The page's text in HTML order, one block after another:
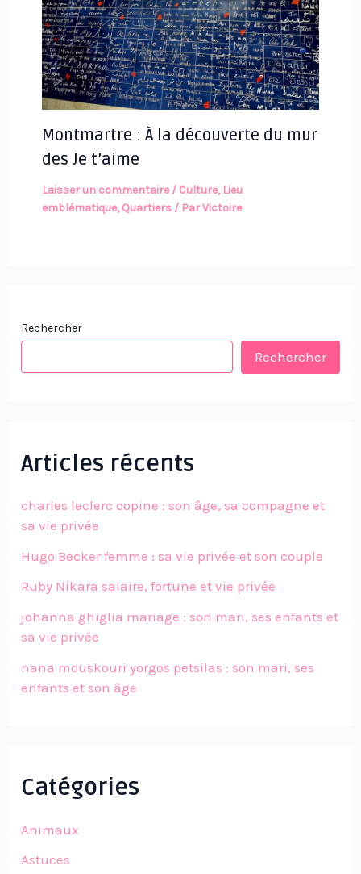
Montmartre : À la découverte du mur
des Je t’aime
Laisser un commentaire / Culture, Lieu
emblématique,Quartiers/ ParVictoire
Rechercher
Rechercher
Articles récents
charles leclerc copine : son âge, sa compagne et
sa vie privée
Hugo Becker femme : sa vie privée et son couple
Ruby Nikara salaire, fortune et vie privée
johanna ghiglia mariage : son mari, ses enfants et
sa vie privée
nana mouskouri yorgos petsilas : son mari, ses
enfants et son âge
Catégories
Animaux
Astuces